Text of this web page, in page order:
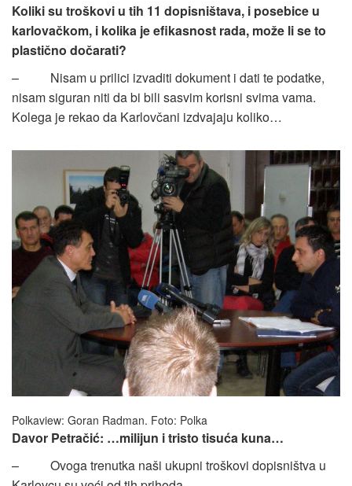
Koliki su troškovi u tih 11 dopisništava, i posebice u
karlovačkom, i kolika je efikasnost rada, može li se to
plastično dočarati?
– Nisam u prilici izvaditi dokument i dati te podatke,
nisam siguran niti da bi bili sasvim korisni svima vama.
Kolega je rekao da Karlovčani izdvajaju koliko…
Polkaview: Goran Radman. Foto: Polka
Davor Petračić: …milijun i tristo tisuća kuna…
– Ovoga trenutka naši ukupni troškovi dopisništva u